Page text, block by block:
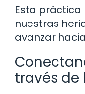
Esta
nuestras
avanzar
través de